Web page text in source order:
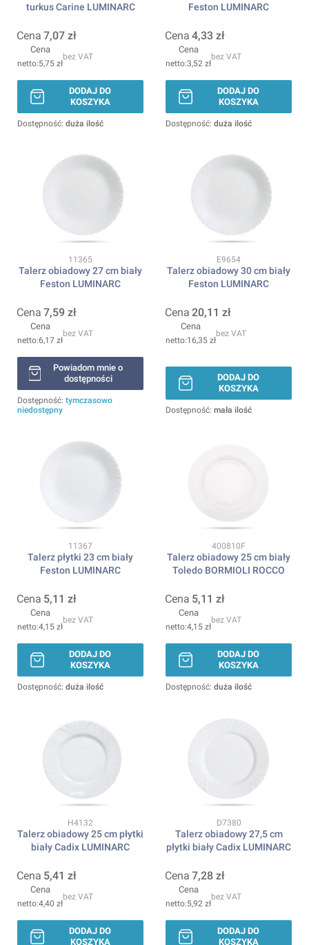
turkus Carine LUMINARC
Cena 7,07 zł
Cena
5,75 zł
bez VAT
DODAJ DO
KOSZYKA
Dostępność: duża ilość
Feston LUMINARC
Cena 4,33 zł
Cena
3,52 zł
bez VAT
DODAJ DO
KOSZYKA
Dostępność: duża ilość
Kod produktu
11365
Talerz obiadowy 27 cm biały
Feston LUMINARC
Cena 7,59 zł
Cena
6,17 zł
bez VAT
Powiadom mnie o
dostępności
Dostępność: tymczasowo
niedostępny
Kod produktu
E9654
Talerz obiadowy 30 cm biały
Feston LUMINARC
Cena 20,11 zł
Cena
16,35 zł
bez VAT
DODAJ DO
KOSZYKA
Dostępność: mała ilość
Kod produktu
11367
Talerz płytki 23 cm biały
Feston LUMINARC
Cena 5,11 zł
Cena
4,15 zł
bez VAT
DODAJ DO
KOSZYKA
Dostępność: duża ilość
Kod produktu
400810F
Talerz obiadowy 25 cm biały
Toledo BORMIOLI ROCCO
Cena 5,11 zł
Cena
4,15 zł
bez VAT
DODAJ DO
KOSZYKA
Dostępność: duża ilość
Kod produktu
H4132
Talerz obiadowy 25 cm płytki
biały Cadix LUMINARC
Cena 5,41 zł
Cena
4,40 zł
bez VAT
DODAJ DO
KOSZYKA
Kod produktu
D7380
Talerz obiadowy 27,5 cm
płytki biały Cadix LUMINARC
Cena 7,28 zł
Cena
5,92 zł
bez VAT
DODAJ DO
KOSZYKA